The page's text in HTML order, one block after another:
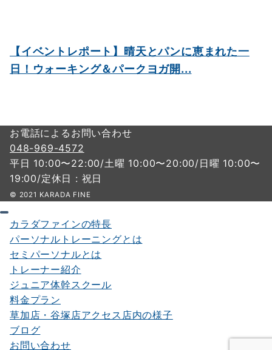
【イベントレポート】晴天とパンに恵まれた一
日！ウォーキング＆パークヨガ開...
お電話によるお問い合わせ
048-969-4572
平日 10:00〜22:00/土曜 10:00〜20:00/日曜 10:00〜
19:00/定休日 : 祝日
© 2021 KARADA FINE
カラダファインの特長
パーソナルトレーニングとは
セミパーソナルとは
トレーナー紹介
ジュニア体幹スクール
料金プラン
草加店・谷塚店アクセス店内の様子
ブログ
お問い合わせ